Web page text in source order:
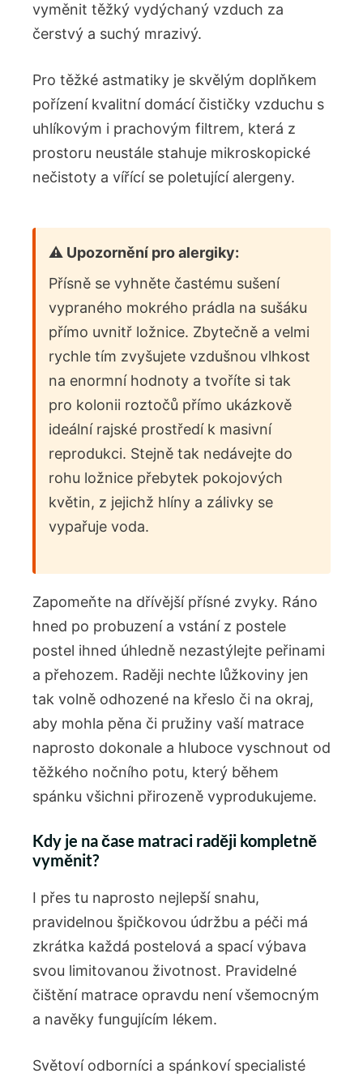
vyměnit těžký vydýchaný vzduch za
čerstvý a suchý mrazivý.
Pro těžké astmatiky je skvělým doplňkem
pořízení kvalitní domácí čističky vzduchu s
uhlíkovým i prachovým filtrem, která z
prostoru neustále stahuje mikroskopické
nečistoty a vířící se poletující alergeny.
⚠️ Upozornění pro alergiky:
Přísně se vyhněte častému sušení
vypraného mokrého prádla na sušáku
přímo uvnitř ložnice. Zbytečně a velmi
rychle tím zvyšujete vzdušnou vlhkost
na enormní hodnoty a tvoříte si tak
pro kolonii roztočů přímo ukázkově
ideální rajské prostředí k masivní
reprodukci. Stejně tak nedávejte do
rohu ložnice přebytek pokojových
květin, z jejichž hlíny a zálivky se
vypařuje voda.
Zapomeňte na dřívější přísné zvyky. Ráno
hned po probuzení a vstání z postele
postel ihned úhledně nezastýlejte peřinami
a přehozem. Raději nechte lůžkoviny jen
tak volně odhozené na křeslo či na okraj,
aby mohla pěna či pružiny vaší matrace
naprosto dokonale a hluboce vyschnout od
těžkého nočního potu, který během
spánku všichni přirozeně vyprodukujeme.
Kdy je na čase matraci raději kompletně
vyměnit?
I přes tu naprosto nejlepší snahu,
pravidelnou špičkovou údržbu a péči má
zkrátka každá postelová a spací výbava
svou limitovanou životnost. Pravidelné
čištění matrace opravdu není všemocným
a navěky fungujícím lékem.
Světoví odborníci a spánkoví specialisté